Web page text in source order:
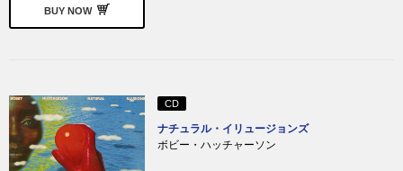
BUY NOW
CD
ナチュラル・イリュージョンズ
ボビー・ハッチャーソン